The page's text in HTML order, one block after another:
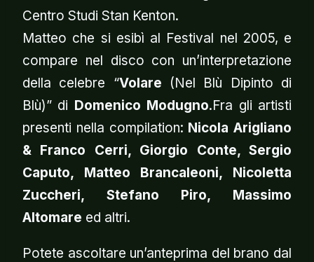
Centro Studi Stan Kenton.
Matteo che si esibì al Festival nel 2005, e
compare nel disco con un’interpretazione
della celebre “Volare (Nel Blù Dipinto di
Blù)” di Domenico Modugno.Fra gli artisti
presenti nella compilation: Nicola Arigliano
& Franco Cerri, Giorgio Conte, Sergio
Caputo, Matteo Brancaleoni, Nicoletta
Zuccheri, Stefano Piro, Massimo
Altomare ed altri.
Potete ascoltare un’anteprima del brano dal